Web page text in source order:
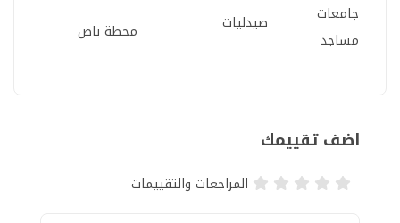
جامعات
مساجد
صيدليات
محطة باص
اضف تقييمك
المراجعات والتقييمات